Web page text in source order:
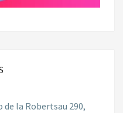
de la Robertsau 290,